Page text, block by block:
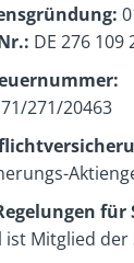
DE 276 109
271/20463
für
Mitglied